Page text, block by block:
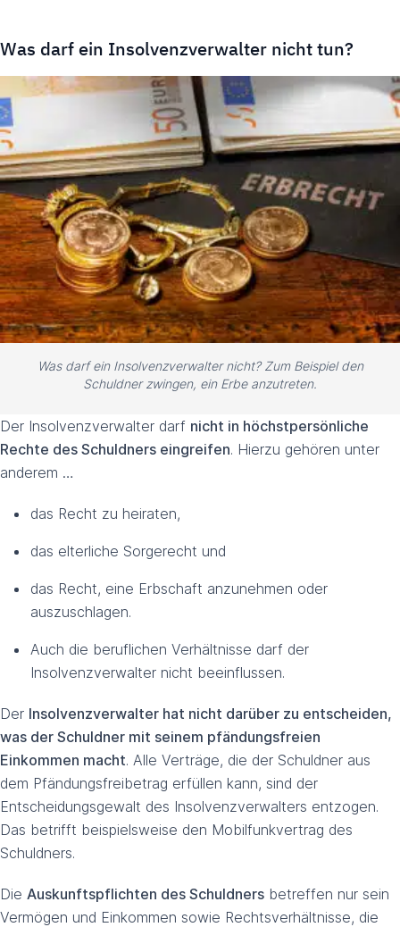
Was darf ein Insolvenzverwalter nicht tun?
Was darf ein Insolvenzverwalter nicht? Zum Beispiel den
Schuldner zwingen, ein Erbe anzutreten.
Der Insolvenzverwalter darf nicht in höchstpersönliche
Rechte des Schuldners eingreifen. Hierzu gehören unter
anderem …
das Recht zu heiraten,
das elterliche Sorgerecht und
das Recht, eine Erbschaft anzunehmen oder
auszuschlagen.
Auch die beruflichen Verhältnisse darf der
Insolvenzverwalter nicht beeinflussen.
Der Insolvenzverwalter hat nicht darüber zu entscheiden,
was der Schuldner mit seinem pfändungsfreien
Einkommen macht. Alle Verträge, die der Schuldner aus
dem Pfändungsfreibetrag erfüllen kann, sind der
Entscheidungsgewalt des Insolvenzverwalters entzogen.
Das betrifft beispielsweise den Mobilfunkvertrag des
Schuldners.
Die Auskunftspflichten des Schuldners betreffen nur sein
Vermögen und Einkommen sowie Rechtsverhältnisse, die